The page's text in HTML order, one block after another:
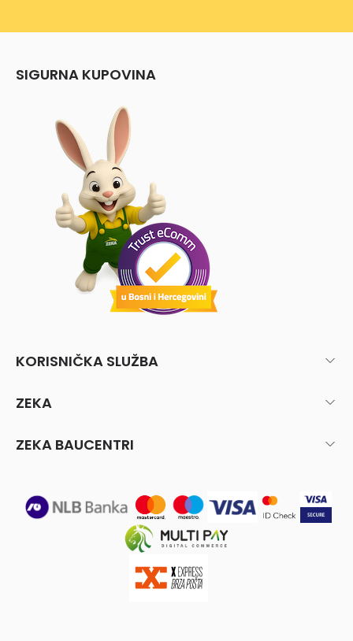
SIGURNA KUPOVINA
KORISNIČKA SLUŽBA
ZEKA
ZEKA BAUCENTRI